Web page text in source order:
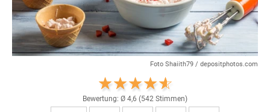
Foto Shaiith79 / depositphotos.com
Bewertung: Ø 4,6 (542 Stimmen)